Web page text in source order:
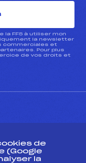
la FFS à utiliser mon
la newsletter
commerciales et
Pour plus
de vos droits et
de
(Google
la